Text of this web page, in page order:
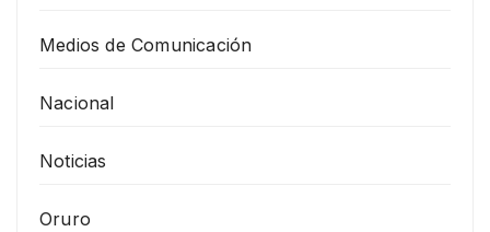
Medios de Comunicación
Nacional
Noticias
Oruro